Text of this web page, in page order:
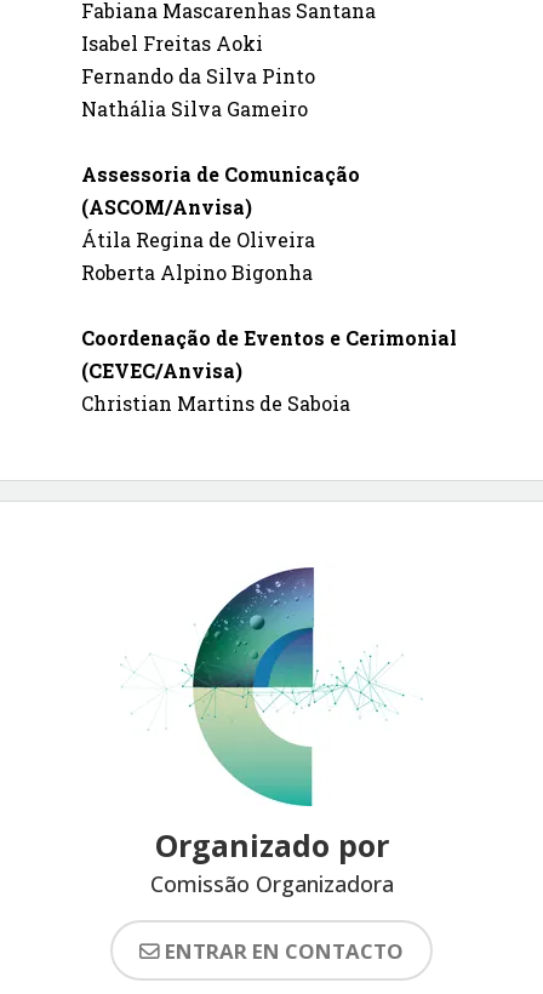
Fabiana Mascarenhas Santana
Isabel Freitas Aoki
Fernando da Silva Pinto
Nathália Silva Gameiro
Assessoria de Comunicação
(ASCOM/Anvisa)
Átila Regina de Oliveira
Roberta Alpino Bigonha
Coordenação de Eventos e Cerimonial
(CEVEC/Anvisa)
Christian Martins de Saboia
Organizado por
Comissão Organizadora
ENTRAR EN CONTACTO